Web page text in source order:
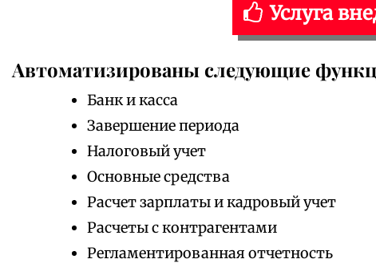
Услуга
Автоматизированы следующие
Банк и касса
Завершение периода
Налоговый учет
Основные средства
Расчет зарплаты и кадровый учет
Расчеты с контрагентами
Регламентированная отчетность